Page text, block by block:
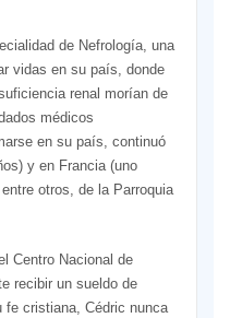
de Nefrología, una
vidas en su país, donde
renal morían de
médicos
en su país, continuó
y en Francia (uno
otros, de la Parroquia
Centro Nacional de
recibir un sueldo de
fe cristiana, Cédric nunca